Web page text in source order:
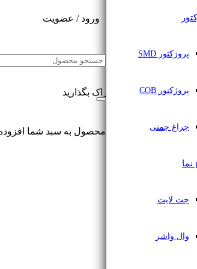
پروژکتور SMD
پروژکتور COB
چراغ چمنی
نما
جت لایت
وال واشر
ورود / عضویت
محصول به سبد شما
🔔 اشتراک گذاری
با دوستان خود به اشتراک بگذارید